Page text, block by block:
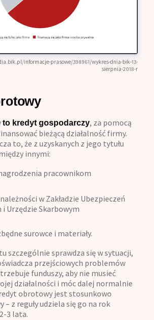
informacje-prasowe/398961/wykres-dnia-bik-13-
sierpnia-2018-r
to kredyt gospodarczy, za pomocą
bieżącą działalność firmy.
to, że z uzyskanych z jego tytułu
innymi:
pracownikom
w Zakładzie Ubezpieczeń
i Urzędzie Skarbowym
surowce i materiały.
szczególnie sprawdza się w sytuacji,
przejściowych problemów
funduszy, aby nie musieć
działalności i móc dalej normalnie
obrotowy jest stosunkowo
z reguły udziela się go na rok
3 lata.